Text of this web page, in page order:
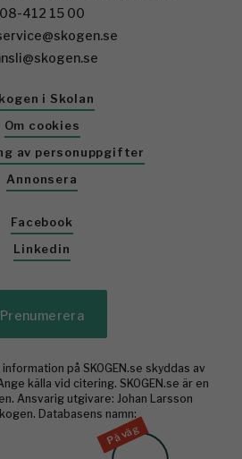
På väg
08-412 15 00
i Skolan
Om cookies
av personuppgifter
Annonsera
Facebook
Linkedin
Prenumerera
på SKOGEN.se skyddas av
källa vid citering. SKOGEN.se är en
Ansvarig utgivare: Johan Larsson
Databasens namn: